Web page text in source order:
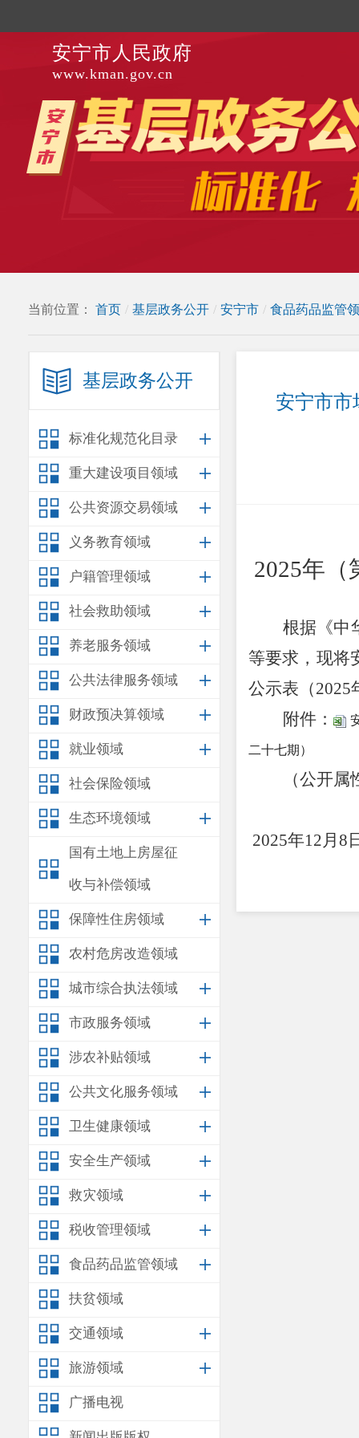
安宁市人民政府
www.kman.gov.cn
当前位置： 首页 / 基层政务公开 / 安宁市 / 食品药品监管
基层政务公开
标准化规范化目录
重大建设项目领域
公共资源交易领域
义务教育领域
户籍管理领域
社会救助领域
养老服务领域
公共法律服务领域
财政预决算领域
就业领域
社会保险领域
生态环境领域
国有土地上房屋征
收与补偿领域
保障性住房领域
农村危房改造领域
城市综合执法领域
市政服务领域
涉农补贴领域
公共文化服务领域
卫生健康领域
安全生产领域
救灾领域
税收管理领域
食品药品监管领域
扶贫领域
交通领域
旅游领域
广播电视
安宁市市
2025年（
根据《中
等要求，现将
公示表（2025
附件：
二十七期）
（公开
2025年12月 8